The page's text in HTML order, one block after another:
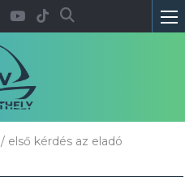
/ első kérdés az eladó